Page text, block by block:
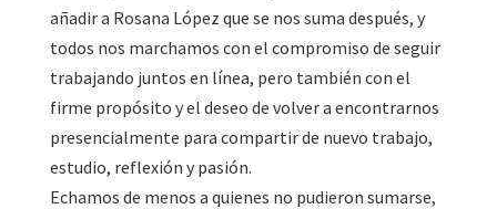
añadir a Rosana López que se nos suma después, y
todos nos marchamos con el compromiso de seguir
trabajando juntos en línea, pero también con el
firme propósito y el deseo de volver a encontrarnos
presencialmente para compartir de nuevo trabajo,
estudio, reflexión y pasión.
Echamos de menos a quienes no pudieron sumarse,